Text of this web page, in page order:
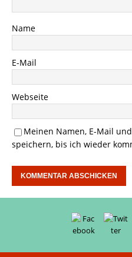
Name
E-Mail
Webseite
Meinen Namen, E-Mail
speichern, bis ich wieder